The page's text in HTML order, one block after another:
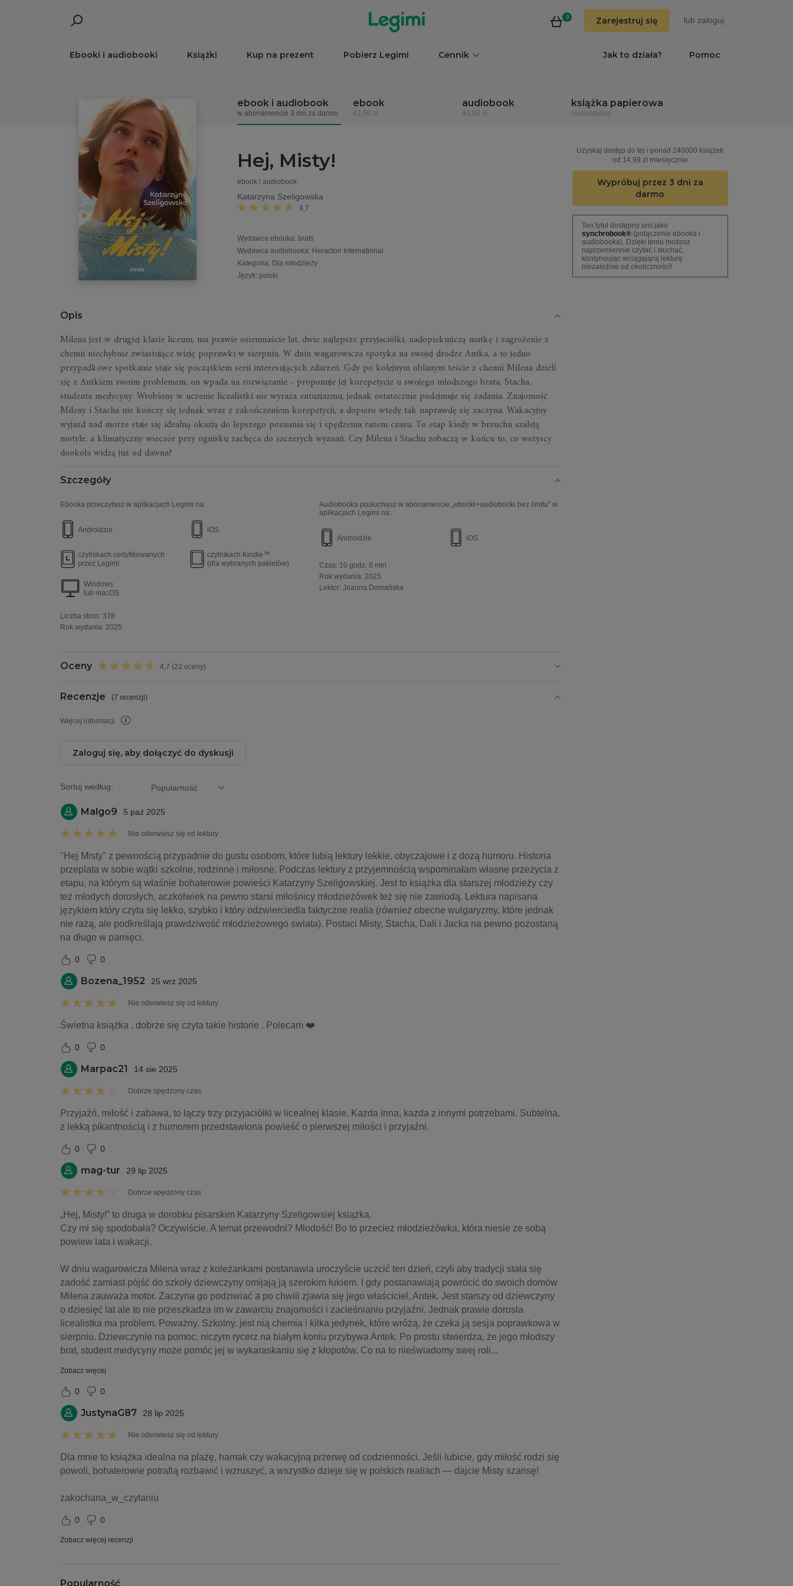
0 Zarejestruj się lub zaloguj
Ebooki i audiobooki Książki Kup na prezent Pobierz Legimi Cennik Pomoc
Jak to działa?
ebook i audiobook
w abonamencie 3 dni za darmo
ebook
42,90 zł
audiobook
44,90 zł
książka papierowa
niedostępna
Hej, Misty!
ebook i audiobook
Katarzyna Szeligowska
4,7
Uzyskaj dostęp do tej i ponad 240000 książek
od 14,99 zł miesięcznie
Wypróbuj przez 3 dni za
darmo
Ten tytuł dostępny jest jako
synchrobook®(połączenie ebooka i
audiobooka). Dzięki temu możesz
naprzemiennie czytać i słuchać,
kontynuując wciągającą lekturę
niezależnie od okoliczności!
Wydawca ebooka: brats
Wydawca audiobooka: Heraclon International
Kategoria: Dla młodzieży
Język: polski
Opis
Milena jest w drugiej klasie liceum, ma prawie osiemnaście lat, dwie najlepsze przyjaciółki, nadopiekuńczą matkę i zagrożenie z
chemii niechybnie zwiastujące wizję poprawki w sierpniu. W dniu wagarowicza spotyka na swojej drodze Antka, a to jedno
przypadkowe spotkanie staje się początkiem serii interesujących zdarzeń. Gdy po kolejnym oblanym teście z chemii Milena dzieli
się z Antkiem swoim problemem, on wpada na rozwiązanie - proponuje jej korepetycje u swojego młodszego brata, Stacha,
studenta medycyny. Wrobiony w uczenie licealistki nie wyraża entuzjazmu, jednak ostatecznie podejmuje się zadania. Znajomość
Mileny i Stacha nie kończy się jednak wraz z zakończeniem korepetycji, a dopiero wtedy tak naprawdę się zaczyna. Wakacyjny
wyjazd nad morze staje się idealną okazją do lepszego poznania się i spędzenia razem czasu. To etap kiedy w brzuchu szaleją
motyle, a klimatyczny wieczór przy ognisku zachęca do szczerych wyznań. Czy Milena i Stachu zobaczą w końcu to, co wszyscy
dookoła widzą już od dawna?
Szczegóły
Ebooka przeczytasz w aplikacjach Legimi na:
Androidzie iOS
czytnikach certyfikowanych
przez Legimi
czytnikach Kindle™
(dla wybranych pakietów)
Windows
lub macOS
Liczba stron: 378
Rok wydania: 2025
Audiobooka posłuchasz w abonamencie „ebooki+audiobooki bez limitu” w
aplikacjach Legimi na:
Androidzie iOS
Czas: 10 godz. 8 min
Rok wydania: 2025
Lektor: Joanna Domańska
Oceny 4,7 (22 oceny)
Recenzje (7 recenzji)
Więcej informacji
Zaloguj się, aby dołączyć do dyskusji
Sortuj według:
Malgo9 5 paź 2025
Nie oderwiesz się od lektury
"Hej Misty" z pewnością przypadnie do gustu osobom, które lubią lektury lekkie, obyczajowe i z dozą humoru. Historia
przeplata w sobie wątki szkolne, rodzinne i miłosne. Podczas lektury z przyjemnością wspominałam własne przeżycia z
etapu, na którym są właśnie bohaterowie powieści Katarzyny Szeligowskiej. Jest to książka dla starszej młodzieży czy
też młodych dorosłych, aczkolwiek na pewno starsi miłośnicy młodzieżówek też się nie zawiodą. Lektura napisana
językiem który czyta się lekko, szybko i który odzwierciedla faktyczne realia (również obecne wulgaryzmy, które jednak
nie rażą, ale podkreślają prawdziwość młodzieżowego swiata). Postaci Misty, Stacha, Dali i Jacka na pewno pozostaną
na długo w pamięci.
0 0
Bozena_1952 25 wrz 2025
Nie oderwiesz się od lektury
Świetna książka , dobrze się czyta takie historie . Polecam ❤️
0 0
Marpac21 14 sie 2025
Dobrze spędzony czas
Przyjaźń, miłość i zabawa, to łączy trzy przyjaciółki w licealnej klasie. Każda inna, każda z innymi potrzebami. Subtelna,
z lekką pikantnością i z humorem przedstawiona powieść o pierwszej miłości i przyjaźni.
0 0
mag-tur 29 lip 2025
Dobrze spędzony czas
„Hej, Misty!” to druga w dorobku pisarskim Katarzyny Szeligowsiej książka.
Czy mi się spodobała? Oczywiście. A temat przewodni? Młodość! Bo to przecież młodzieżówka, która niesie ze sobą
powiew lata i wakacji.
W dniu wagarowicza Milena wraz z koleżankami postanawia uroczyście uczcić ten dzień, czyli aby tradycji stała się
zadość zamiast pójść do szkoły dziewczyny omijają ją szerokim łukiem. I gdy postanawiają powrócić do swoich domów
Milena zauważa motor. Zaczyna go podziwiać a po chwili zjawia się jego właściciel, Antek. Jest starszy od dziewczyny
o dziesięć lat ale to nie przeszkadza im w zawarciu znajomości i zacieśnianiu przyjaźni. Jednak prawie dorosła
licealistka ma problem. Poważny. Szkolny. jest nią chemia i kilka jedynek, które wróżą, że czeka ją sesja poprawkowa w
sierpniu. Dziewczynie na pomoc, niczym rycerz na białym koniu przybywa Antek. Po prostu stwierdza, że jego młodszy
brat, student medycyny może pomóc jej w wykaraskaniu się z kłopotów. Co na to nieświadomy swej roli...
Zobacz więcej
0 0
JustynaG87 28 lip 2025
Nie oderwiesz się od lektury
Dla mnie to książka idealna na plażę, hamak czy wakacyjną przerwę od codzienności. Jeśli lubicie, gdy miłość rodzi się
powoli, bohaterowie potrafią rozbawić i wzruszyć, a wszystko dzieje się w polskich realiach — dajcie Misty szansę!
zakochana_w_czytaniu
0 0
Zobacz więcej recenzji
Popularność